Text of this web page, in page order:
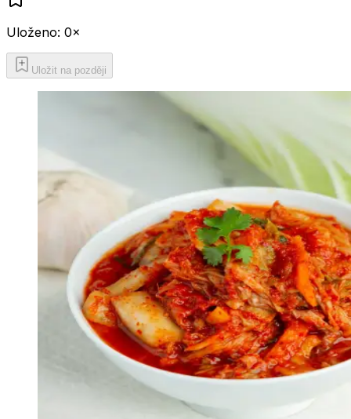
Uloženo: 0×
Uložit na později